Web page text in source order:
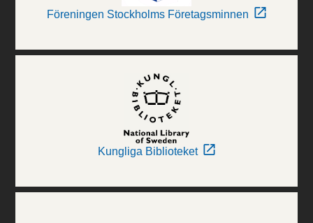
Föreningen Stockholms Företagsminnen
Kungliga Biblioteket